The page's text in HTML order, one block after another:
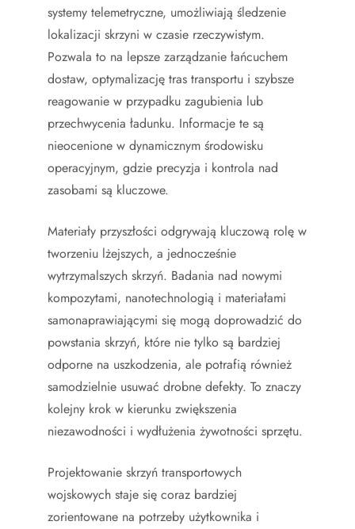
systemy telemetryczne, umożliwiają śledzenie
lokalizacji skrzyni w czasie rzeczywistym.
Pozwala to na lepsze zarządzanie łańcuchem
dostaw, optymalizację tras transportu i szybsze
reagowanie w przypadku zagubienia lub
przechwycenia ładunku. Informacje te są
nieocenione w dynamicznym środowisku
operacyjnym, gdzie precyzja i kontrola nad
zasobami są kluczowe.
Materiały przyszłości odgrywają kluczową rolę w
tworzeniu lżejszych, a jednocześnie
wytrzymalszych skrzyń. Badania nad nowymi
kompozytami, nanotechnologią i materiałami
samonaprawiającymi się mogą doprowadzić do
powstania skrzyń, które nie tylko są bardziej
odporne na uszkodzenia, ale potrafią również
samodzielnie usuwać drobne defekty. To znaczy
kolejny krok w kierunku zwiększenia
niezawodności i wydłużenia żywotności sprzętu.
Projektowanie skrzyń transportowych
wojskowych staje się coraz bardziej
zorientowane na potrzeby użytkownika i